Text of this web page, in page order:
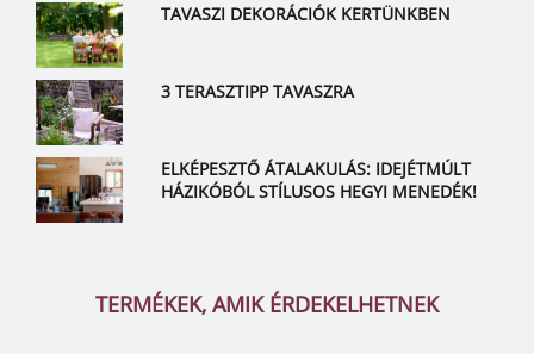
TAVASZI DEKORÁCIÓK KERTÜNKBEN
3 TERASZTIPP TAVASZRA
ELKÉPESZTŐ ÁTALAKULÁS: IDEJÉTMÚLT
HÁZIKÓBÓL STÍLUSOS HEGYI MENEDÉK!
TERMÉKEK, AMIK ÉRDEKELHETNEK